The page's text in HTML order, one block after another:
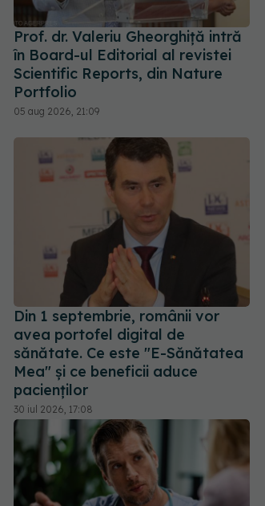
Prof. dr. Valeriu Gheorghiță intră
în Board-ul Editorial al revistei
Scientific Reports, din Nature
Portfolio
05 aug 2026, 21:09
Din 1 septembrie, românii vor
avea portofel digital de
sănătate. Ce este "E-Sănătatea
Mea" și ce beneficii aduce
pacienților
30 iul 2026, 17:08